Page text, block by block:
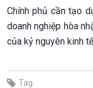
Chính phủ cần tạo
doanh nghiệp hòa
của kỷ nguyên kinh
Tag: